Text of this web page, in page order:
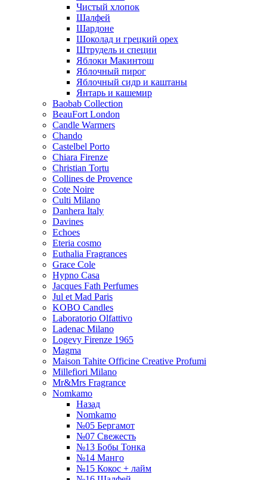
Чистый хлопок
Шалфей
Шардоне
Шоколад и грецкий орех
Штрудель и специи
Яблоки Макинтош
Яблочный пирог
Яблочный сидр и каштаны
Янтарь и кашемир
Baobab Collection
BeauFort London
Candle Warmers
Chando
Castelbel Porto
Chiara Firenze
Christian Tortu
Collines de Provence
Cote Noire
Culti Milano
Danhera Italy
Davines
Echoes
Eteria cosmo
Euthalia Fragrances
Grace Cole
Hypno Casa
Jacques Fath Perfumes
Jul et Mad Paris
KOBO Candles
Laboratorio Olfattivo
Ladenac Milano
Logevy Firenze 1965
Magma
Maison Tahite Officine Creative Profumi
Millefiori Milano
Mr&Mrs Fragrance
Nomkamo
Назад
Nomkamo
№05 Бергамот
№07 Свежесть
№13 Бобы Тонка
№14 Манго
№15 Кокос + лайм